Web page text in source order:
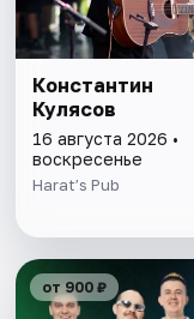
Константин
Кулясов
16 августа 2026 •
воскресенье
Harat’s Pub
от 900 ₽